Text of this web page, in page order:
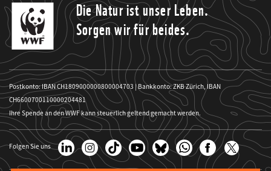
Die Natur ist unser Leben.
Sorgen wir für beides.
Postkonto: IBAN CH1809000000800004703 | Bankkonto: ZKB Zürich, IBAN
CH6600700110000204481
Ihre Spende an den WWF kann steuerlich geltend gemacht werden.
Folgen Sie uns